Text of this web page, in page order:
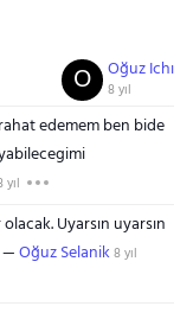
Oğuz Ichı
8 yıl
O
edemem ben bide
yıl
Uyarsın uyarsın
Oğuz Selanik 8 yıl